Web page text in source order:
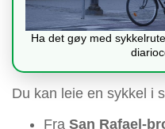
Ha det gøy med
Du kan leie en sykkel i
Fra San Rafael-